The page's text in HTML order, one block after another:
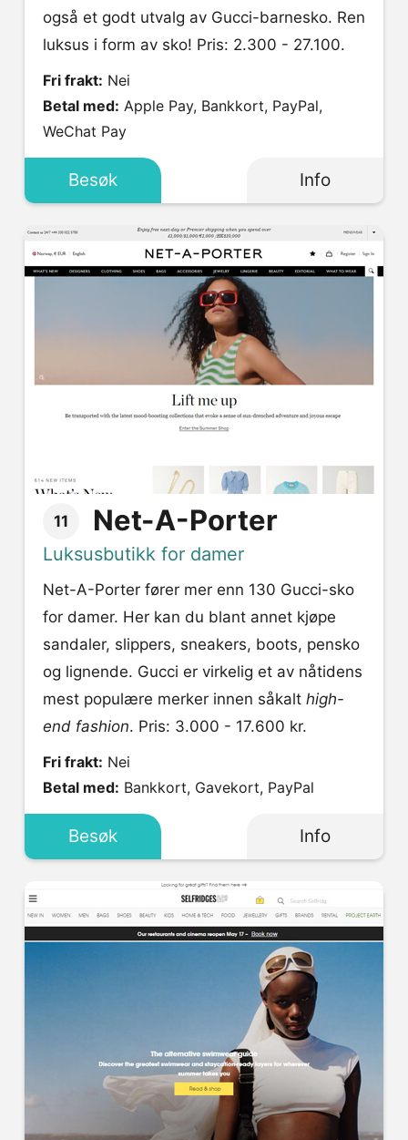
også et godt utvalg av Gucci-barnesko. Ren
luksus i form av sko! Pris: 2.300 - 27.100.
Fri frakt: Nei
Betal med:
WeChat Pay
Besøk Info
11 Net-A-Porter
Luksusbutikk for damer
Net-A-Porter fører mer enn 130 Gucci-sko
for damer. Her kan du blant annet kjøpe
sandaler, slippers, sneakers, boots, pensko
og lignende. Gucci er virkelig et av nåtidens
mest populære merker innen såkalt high-
end fashion. Pris: 3.000 - 17.600 kr.
Fri frakt: Nei
Betal med: Bankkort, Gavekort, PayPal
Besøk Info